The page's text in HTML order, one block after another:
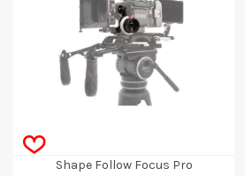
Shape Follow Focus Pro